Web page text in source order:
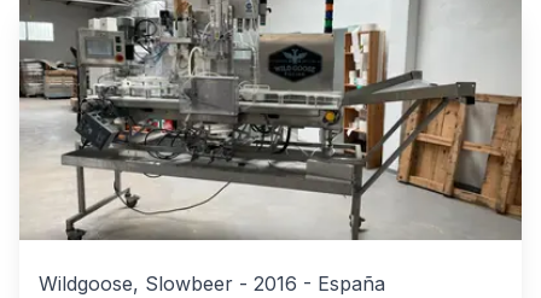
Wildgoose, Slowbeer - 2016 - España